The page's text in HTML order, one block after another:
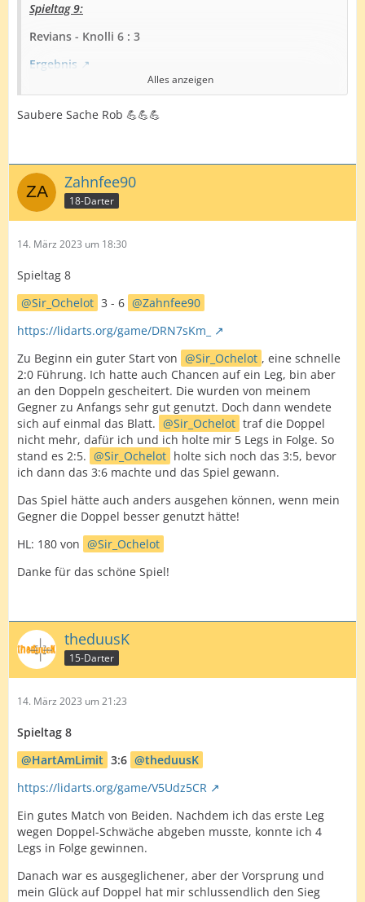
Spieltag 9:
Revians - Knolli 6 : 3
Ergebnis
Es geschehen noch Zeichen und Wunder - ich kann ein
Ligaspiel gewinnen...
wo ich mir 14 Versuche einhandelte war ich sehr
zufrieden. Scoring ist noch verbesserungswürdig, aber
auch hier gab es heute gute Ansätze. Und die T7 lief
nahezu perfekt.
von Knolli, ansonsten haben wir glaube ich das gespielt,
Ich wünsche Dir,
Knolli weiterhin alles Gute und viel
Erfolg in der Liga. Ich selbst möchte genau da
weitermachen, wo ich heute aufgehört habe...
Alles anzeigen
Saubere Sache Rob 💪💪💪
Zahnfee90
18-Darter
14. März 2023 um 18:30
Spieltag 8
Sir_Ochelot 3 - 6
Zahnfee90
https://lidarts.org/game/DRN7sKm_
Zu Beginn ein guter Start von
Sir_Ochelot , eine schnelle
2:0 Führung. Ich hatte auch Chancen auf ein Leg, bin aber
an den Doppeln gescheitert. Die wurden von meinem
Gegner zu Anfangs sehr gut genutzt. Doch dann wendete
sich auf einmal das Blatt.
Sir_Ochelot traf die Doppel
nicht mehr, dafür ich und ich holte mir 5 Legs in Folge. So
stand es 2:5.
Sir_Ochelot holte sich noch das 3:5, bevor
ich dann das 3:6 machte und das Spiel gewann.
Das Spiel hätte auch anders ausgehen können, wenn mein
Gegner die Doppel besser genutzt hätte!
HL: 180 von
Sir_Ochelot
Danke für das schöne Spiel!
theduusK
15-Darter
14. März 2023 um 21:23
Spieltag 8
HartAmLimit 3:6
theduusK
https://lidarts.org/game/V5Udz5CR
Ein gutes Match von Beiden. Nachdem ich das erste Leg
wegen Doppel-Schwäche abgeben musste, konnte ich 4
Legs in Folge gewinnen.
Danach war es ausgeglichener, aber der Vorsprung und
mein Glück auf Doppel hat mir schlussendlich den Sieg